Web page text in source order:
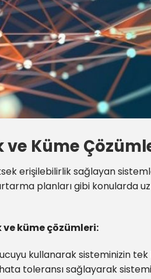
Küme
erişilebilirlik sağlayan
planları gibi konularda
küme çözümleri:
kullanarak sisteminizin tek
toleransı sağlayarak